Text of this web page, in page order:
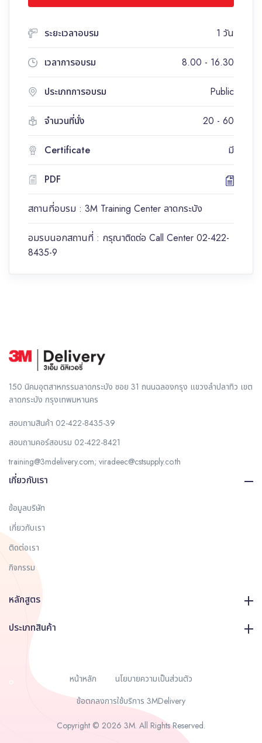
ระยะเวลาอบรม 1 วัน
เวลาการอบรม 8.00 - 16.30
ประเภทการอบรม Public
จำนวนที่นั่ง 20 - 60
Certificate มี
PDF
สถานที่อบรม : 3M Training Center ลาดกระบัง
อมรบนอกสถานที่ : กรุณาติดต่อ Call Center 02-422-
8435-9
150 นิคมอุตสาหกรรมลาดกระบัง ซอย 31 ถนนฉลองกรุง แขวงลำปลาทิว เขต
ลาดกระบัง กรุงเทพมหานคร
สอบถามสินค้า 02-422-8435-39
สอบถามคอร์สอบรม 02-422-8421
training@3mdelivery.com; viradeec@cstsupply.co.th
เกี่ยวกับเรา
ข้อมูลบริษัท
เกี่ยวกับเรา
ติดต่อเรา
กิจกรรม
หลักสูตร
ประเภทสินค้า
Copyright © 2026 3M. All Rights Reserved.
หน้าหลัก
นโยบายความเป็นส่วนตัว
ข้อตกลงการใช้บริการ 3MDelivery